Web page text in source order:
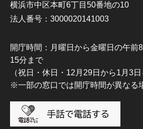
横浜市中区本町6丁目50番地の10
法人番号：3000020141003
開庁時間：月曜日から金曜日の午前
15分まで
（祝日・休日・12月29日から1月3日
※一部の窓口では開庁時間が異なる